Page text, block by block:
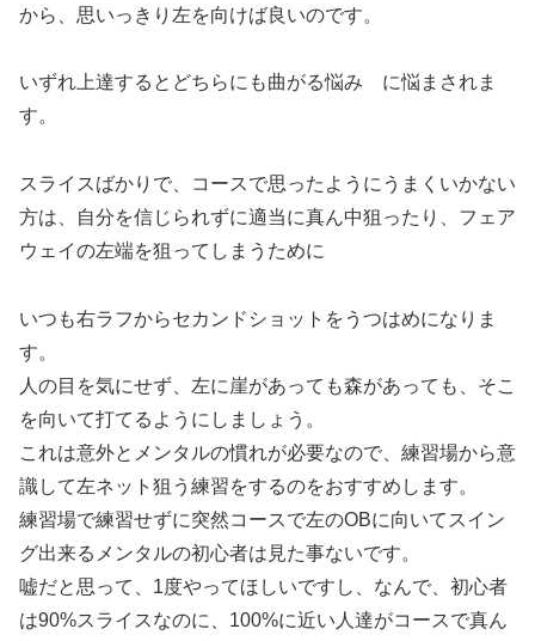
から、思いっきり左を向けば良いのです。
いずれ上達するとどちらにも曲がる悩み に悩まされま
す。
スライスばかりで、コースで思ったようにうまくいかない
方は、自分を信じられずに適当に真ん中狙ったり、フェア
ウェイの左端を狙ってしまうために
いつも右ラフからセカンドショットをうつはめになりま
す。
人の目を気にせず、左に崖があっても森があっても、そこ
を向いて打てるようにしましょう。
これは意外とメンタルの慣れが必要なので、練習場から意
識して左ネット狙う練習をするのをおすすめします。
練習場で練習せずに突然コースで左のOBに向いてスイン
グ出来るメンタルの初心者は見た事ないです。
嘘だと思って、1度やってほしいですし、なんで、初心者
は90%スライスなのに、100%に近い人達がコースで真ん